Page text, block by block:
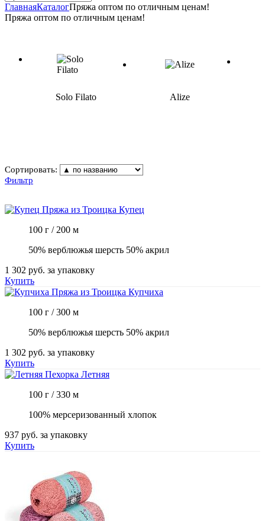
ГлавнаяКаталогПряжа оптом по отличным ценам!
Пряжа оптом по отличным ценам!
Solo Filato Alize
Сортировать:
Фильтр
Пряжа из Троицка Купец
100 г / 200 м
50% верблюжья шерсть 50% акрил
1 302 руб. за упаковку
Купить
Пряжа из Троицка Купчиха
100 г / 300 м
50% верблюжья шерсть 50% акрил
1 302 руб. за упаковку
Купить
Пехорка Летняя
100 г / 330 м
100% мерсеризованный хлопок
937 руб. за упаковку
Купить